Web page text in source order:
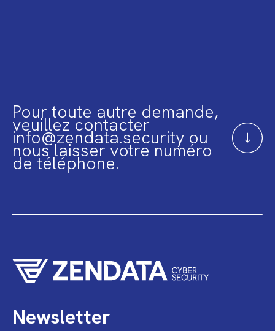
Pour toute autre demande,
veuillez contacter
info@zendata.security ou
nous laisser votre numéro
de téléphone.
Newsletter